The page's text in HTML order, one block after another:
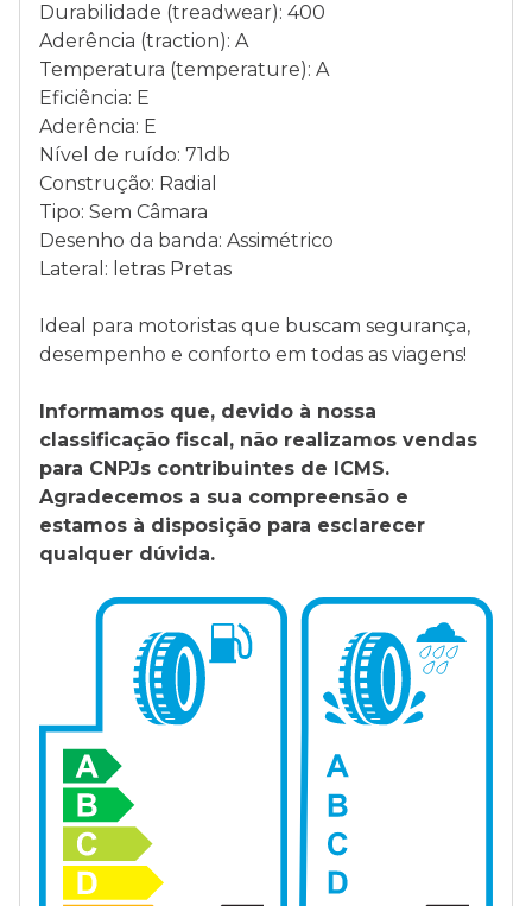
Durabilidade (treadwear): 400
Aderência (traction): A
Temperatura (temperature): A
Eficiência: E
Aderência: E
Nível de ruído: 71db
Construção: Radial
Tipo: Sem Câmara
Desenho da banda: Assimétrico
Lateral: letras Pretas
Ideal para motoristas que buscam segurança,
desempenho e conforto em todas as viagens!
Informamos que, devido à nossa
classificação fiscal, não realizamos vendas
para CNPJs contribuintes de ICMS.
Agradecemos a sua compreensão e
estamos à disposição para esclarecer
qualquer dúvida.